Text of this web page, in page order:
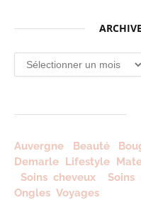
Archives
depuis
Auvergne Beauté
Demarle Lifestyle
Soins cheveux
Soins
Ongles Voyages